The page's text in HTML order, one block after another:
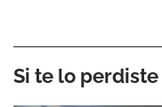
Si te lo perdiste